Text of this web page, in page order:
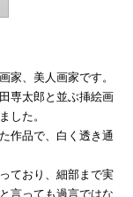
家、美人画家です。
専太郎と並ぶ挿絵画
した。
作品で、白く透き通
ており、細部まで実
言っても過言ではな